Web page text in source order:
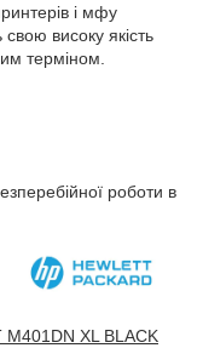
і мфу
високу якість
терміном.
роботи в
M401DN XL BLACK